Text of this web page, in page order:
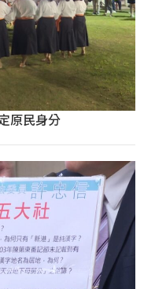
原民身分